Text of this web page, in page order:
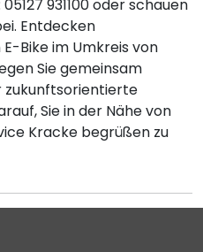
931100 oder schauen
Entdecken
Bike im Umkreis von
Sie gemeinsam
zukunftsorientierte
Sie in der Nähe von
Kracke begrüßen zu